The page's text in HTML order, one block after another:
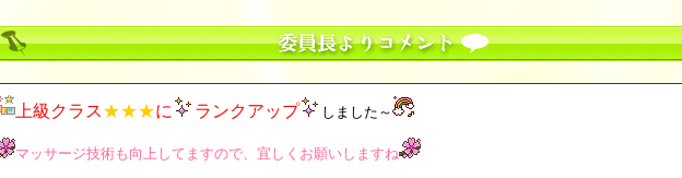
上級クラス★★★に ランクアップ しました～
マッサージ技術も向上してますので、宜しくお願いしますね